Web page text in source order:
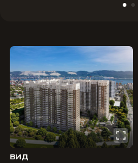
ВИД